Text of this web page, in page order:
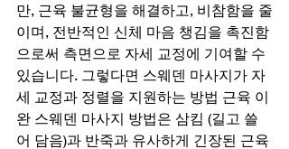
만, 근육 불균형을 해결하고, 비참함을 줄
이며, 전반적인 신체 마음 챙김을 촉진함
으로써 측면으로 자세 교정에 기여할 수
있습니다. 그렇다면 스웨덴 마사지가 자
세 교정과 정렬을 지원하는 방법 근육 이
완 스웨덴 마사지 방법은 삼킴 (길고 쓸
어 담음)과 반죽과 유사하게 긴장된 근육